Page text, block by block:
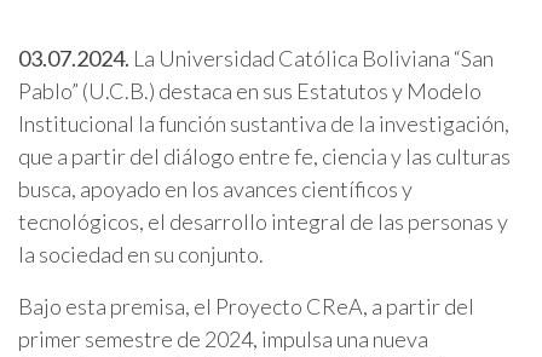
03.07.2024. La Universidad Católica Boliviana “San
Pablo” (U.C.B.) destaca en sus Estatutos y Modelo
Institucional la función sustantiva de la investigación,
que a partir del diálogo entre fe, ciencia y las culturas
busca, apoyado en los avances científicos y
tecnológicos, el desarrollo integral de las personas y
la sociedad en su conjunto.
Bajo esta premisa, el Proyecto CReA, a partir del
primer semestre de 2024, impulsa una nueva